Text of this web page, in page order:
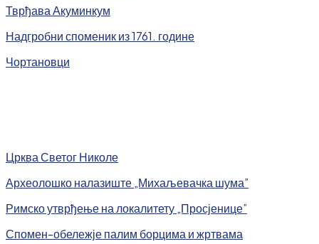
Тврђава Акуминкум
Надгробни споменик из 1761. године
Чортановци
Црква Светог Николе
Археолошко налазиште „Михаљевачка шума”
Римско утврђење на локалитету „Просјенице”
Спомен-обележје палим борцима и жртвама